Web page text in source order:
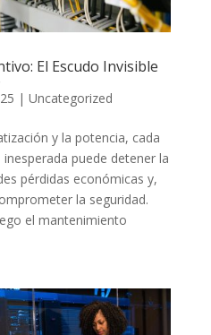
El Escudo Invisible
| Uncategorized
y la potencia, cada
puede detener la
pérdidas económicas y,
la seguridad.
el mantenimiento